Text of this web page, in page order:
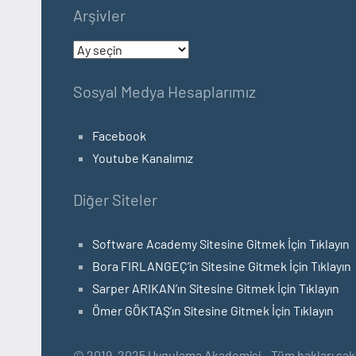
Arşivler
Arşivler
Sosyal Medya Hesaplarımız
Facebook
Youtube Kanalımız
Diğer Siteler
Software Academy Sitesine Gitmek İçin Tıklayın
Bora FIRLANGEÇ’in Sitesine Gitmek İçin Tıklayın
Sarper ARIKAN’ın Sitesine Gitmek İçin Tıklayın
Ömer GÖKTAŞ’ın Sitesine Gitmek İçin Tıklayın